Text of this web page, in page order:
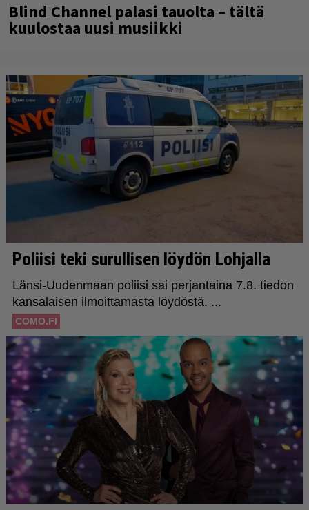
Blind Channel palasi tauolta – tältä
kuulostaa uusi musiikki